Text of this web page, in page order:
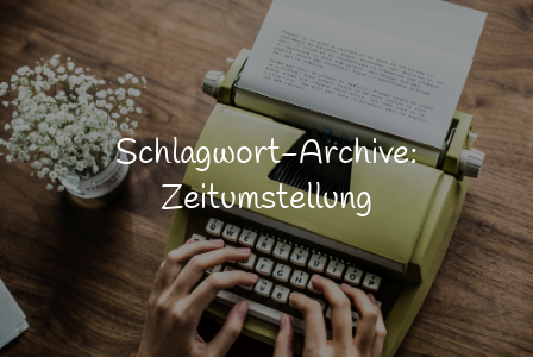
Schlagwort-Archive:
Zeitumstellung